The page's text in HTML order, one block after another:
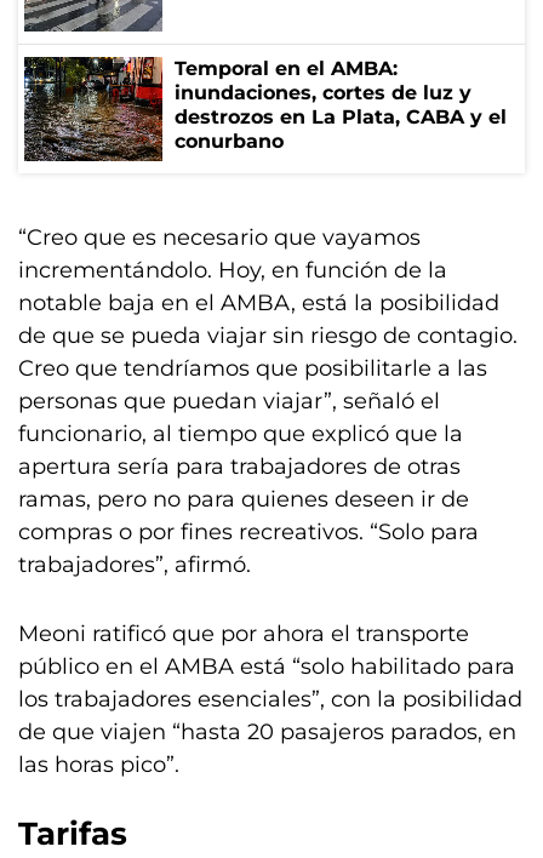
Temporal en el AMBA:
inundaciones, cortes de luz y
destrozos en La Plata, CABA y el
conurbano
“Creo que es necesario que vayamos
incrementándolo. Hoy, en función de la
notable baja en el AMBA, está la posibilidad
de que se pueda viajar sin riesgo de contagio.
Creo que tendríamos que posibilitarle a las
personas que puedan viajar”, señaló el
funcionario, al tiempo que explicó que la
apertura sería para trabajadores de otras
ramas, pero no para quienes deseen ir de
compras o por fines recreativos. “Solo para
trabajadores”, afirmó.
Meoni ratificó que por ahora el transporte
público en el AMBA está “solo habilitado para
los trabajadores esenciales”, con la posibilidad
de que viajen “hasta 20 pasajeros parados, en
las horas pico”.
Tarifas